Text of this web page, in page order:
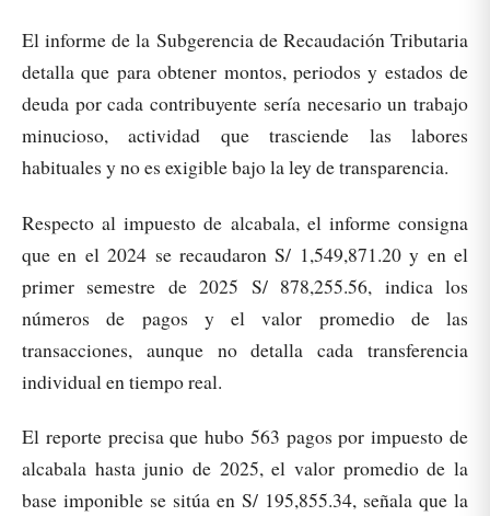
El informe de la Subgerencia de Recaudación Tributaria
detalla que para obtener montos, periodos y estados de
deuda por cada contribuyente sería necesario un trabajo
minucioso, actividad que trasciende las labores
habituales y no es exigible bajo la ley de transparencia.
Respecto al impuesto de alcabala, el informe consigna
que en el 2024 se recaudaron S/ 1,549,871.20 y en el
primer semestre de 2025 S/ 878,255.56, indica los
números de pagos y el valor promedio de las
transacciones, aunque no detalla cada transferencia
individual en tiempo real.
El reporte precisa que hubo 563 pagos por impuesto de
alcabala hasta junio de 2025, el valor promedio de la
base imponible se sitúa en S/ 195,855.34, señala que la